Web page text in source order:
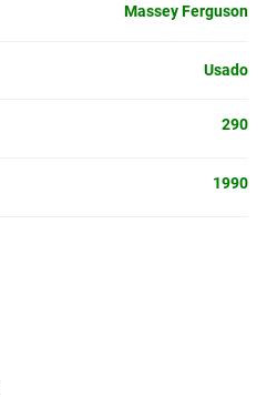
Massey Ferguson
Usado
290
1990